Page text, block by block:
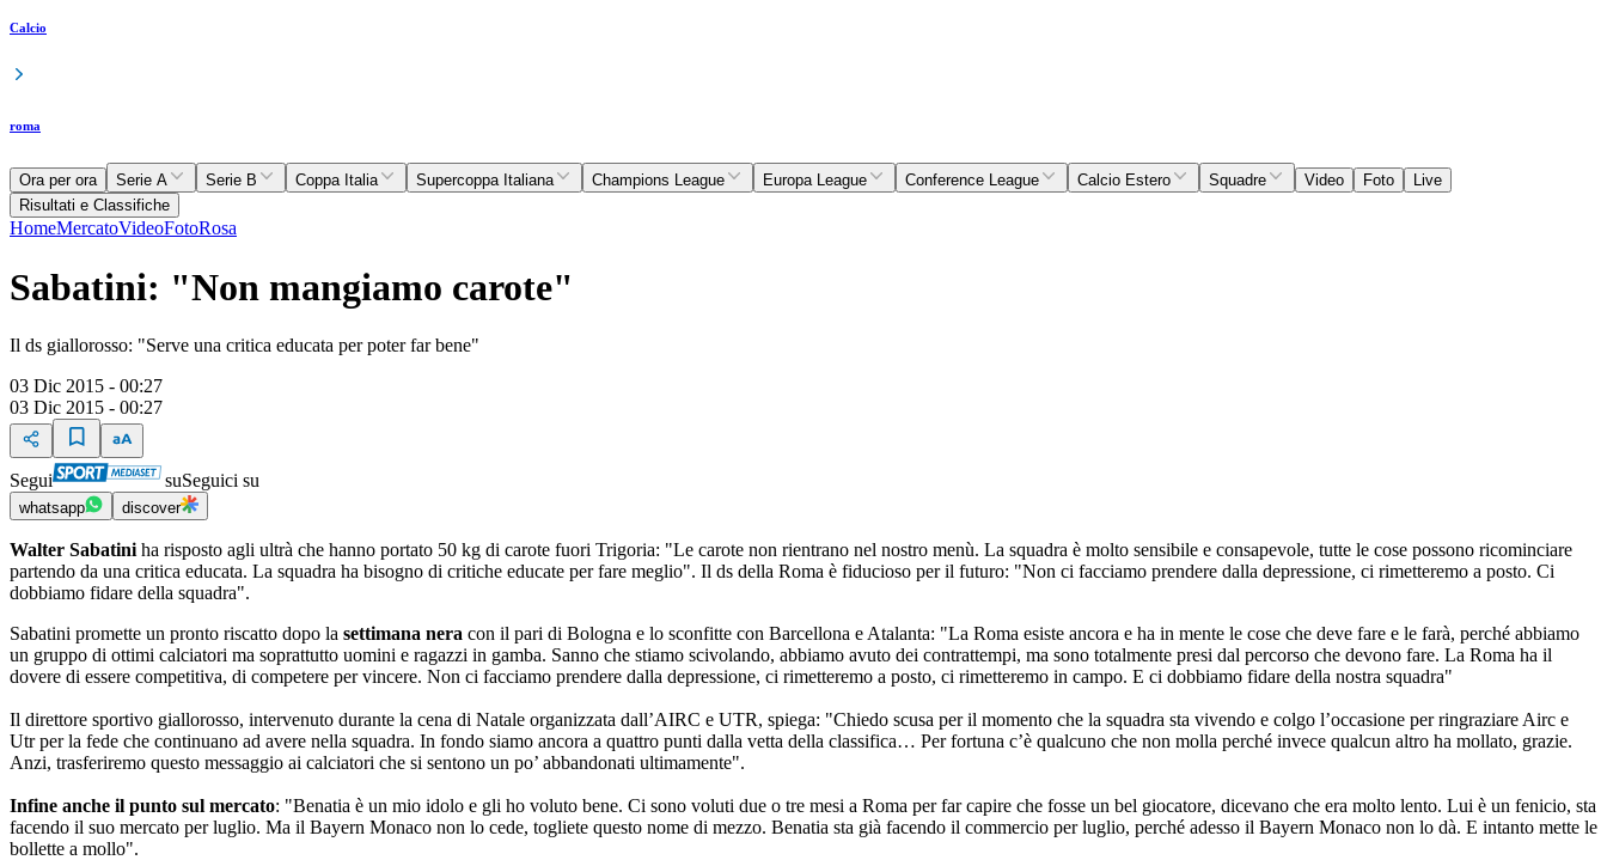
Calcio
roma
Ora per ora Serie A Serie B Coppa Italia Supercoppa Italiana Champions League Europa League Conference League Calcio Estero Squadre Video Foto
Live
Risultati e Classifiche
HomeMercatoVideoFotoRosa
Sabatini: "Non mangiamo carote"
Il ds giallorosso: "Serve una critica educata per poter far bene"
03 Dic 2015 - 00:27
03 Dic 2015 - 00:27
Segui suSeguici su
whatsapp discover
Walter Sabatini ha risposto agli ultrà che hanno portato 50 kg di carote fuori Trigoria: "Le carote non rientrano nel nostro menù. La squadra è molto sensibile e consapevole, tutte le cose possono ricominciare
partendo da una critica educata. La squadra ha bisogno di critiche educate per fare meglio". Il ds della Roma è fiducioso per il futuro: "Non ci facciamo prendere dalla depressione, ci rimetteremo a posto. Ci
dobbiamo fidare della squadra".
Sabatini promette un pronto riscatto dopo la settimana nera con il pari di Bologna e lo sconfitte con Barcellona e Atalanta: "La Roma esiste ancora e ha in mente le cose che deve fare e le farà, perché abbiamo
un gruppo di ottimi calciatori ma soprattutto uomini e ragazzi in gamba. Sanno che stiamo scivolando, abbiamo avuto dei contrattempi, ma sono totalmente presi dal percorso che devono fare. La Roma ha il
dovere di essere competitiva, di competere per vincere. Non ci facciamo prendere dalla depressione, ci rimetteremo a posto, ci rimetteremo in campo. E ci dobbiamo fidare della nostra squadra"
Il direttore sportivo giallorosso, intervenuto durante la cena di Natale organizzata dall’AIRC e UTR, spiega: "Chiedo scusa per il momento che la squadra sta vivendo e colgo l’occasione per ringraziare Airc e
Utr per la fede che continuano ad avere nella squadra. In fondo siamo ancora a quattro punti dalla vetta della classifica… Per fortuna c’è qualcuno che non molla perché invece qualcun altro ha mollato, grazie.
Anzi, trasferiremo questo messaggio ai calciatori che si sentono un po’ abbandonati ultimamente".
Infine anche il punto sul mercato: "Benatia è un mio idolo e gli ho voluto bene. Ci sono voluti due o tre mesi a Roma per far capire che fosse un bel giocatore, dicevano che era molto lento. Lui è un fenicio, sta
facendo il suo mercato per luglio. Ma il Bayern Monaco non lo cede, togliete questo nome di mezzo. Benatia sta già facendo il commercio per luglio, perché adesso il Bayern Monaco non lo dà. E intanto mette le
bollette a mollo".